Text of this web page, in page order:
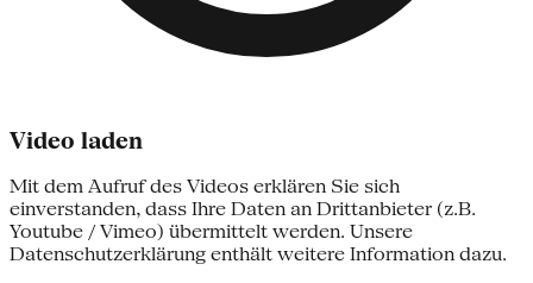
Video laden
Mit dem Aufruf des Videos erklären Sie sich
einverstanden, dass Ihre Daten an Drittanbieter (z.B.
Youtube / Vimeo) übermittelt werden. Unsere
Datenschutzerklärung enthält weitere Information dazu.